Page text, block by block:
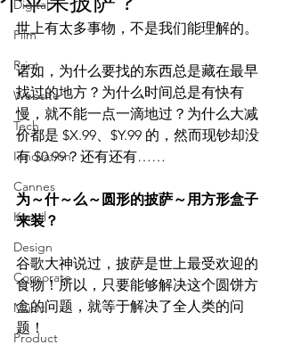
Digital
Film
Print
Website
Tech
Innovation
Cannes
Kancil
Design
Corporate
Music
Product
世上有太多事物，不是我们能理解的。
诸如，为什么要找的东西总是藏在最早
找过的地方？为什么时间总是有快有
慢，就不能一点一滴地过？为什么大减
价都是 $X.99、$Y.99 的，然而现钞却没
有 $0.99？还有还有……
为～什～么～圆形的披萨～用方形盒子
来装？
谷歌大神说过，披萨是世上最受欢迎的
食物！所以，只要能够解决这个圆饼方
盒的问题，就等于解决了全人类的问
题！